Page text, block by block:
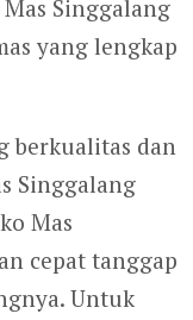
Singgalang
yang lengkap
berkualitas dan
Singgalang
Mas
cepat tanggap
Untuk